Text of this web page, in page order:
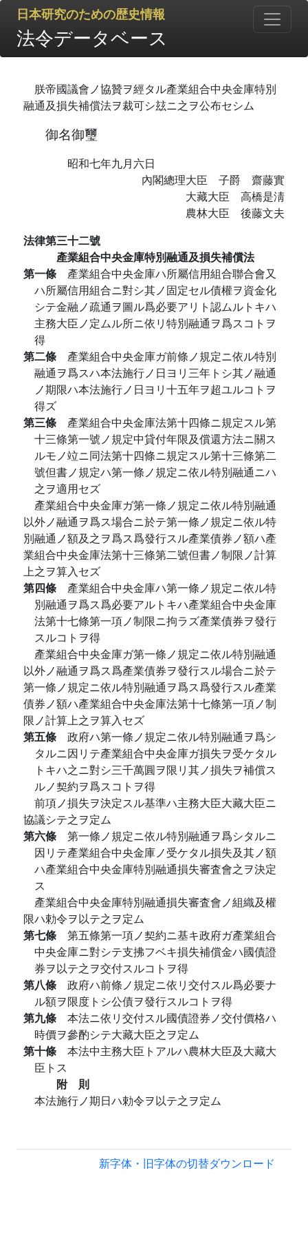
日本研究のための歴史情報
法令データベース
朕帝國議會ノ協贊ヲ經タル產業組合中央金庫特別
融通及損失補償法ヲ裁可シ玆ニ之ヲ公布セシム
御名御璽
昭和七年九月六日
內閣總理大臣 子爵 齋藤實
大藏大臣 高橋是淸
農林大臣 後藤文夫
法律第三十二號
產業組合中央金庫特別融通及損失補償法
第一條 產業組合中央金庫ハ所屬信用組合聯合會又
ハ所屬信用組合ニ對シ其ノ固定セル債權ヲ資金化
シテ金融ノ疏通ヲ圖ル爲必要アリト認ムルトキハ
主務大臣ノ定ムル所ニ依リ特別融通ヲ爲スコトヲ
得
第二條 產業組合中央金庫ガ前條ノ規定ニ依ル特別
融通ヲ爲スハ本法施行ノ日ヨリ三年トシ其ノ融通
ノ期限ハ本法施行ノ日ヨリ十五年ヲ超ユルコトヲ
得ズ
第三條 產業組合中央金庫法第十四條ニ規定スル第
十三條第一號ノ規定中貸付年限及償還方法ニ關ス
ルモノ竝ニ同法第十四條ニ規定スル第十三條第二
號但書ノ規定ハ第一條ノ規定ニ依ル特別融通ニハ
之ヲ適用セズ
產業組合中央金庫ガ第一條ノ規定ニ依ル特別融通
以外ノ融通ヲ爲ス場合ニ於テ第一條ノ規定ニ依ル特
別融通ノ額及之ヲ爲ス爲發行スル產業債券ノ額ハ產
業組合中央金庫法第十三條第二號但書ノ制限ノ計算
上之ヲ算入セズ
第四條 產業組合中央金庫ハ第一條ノ規定ニ依ル特
別融通ヲ爲ス爲必要アルトキハ產業組合中央金庫
法第十七條第一項ノ制限ニ拘ラズ產業債券ヲ發行
スルコトヲ得
產業組合中央金庫ガ第一條ノ規定ニ依ル特別融通
以外ノ融通ヲ爲ス爲產業債券ヲ發行スル場合ニ於テ
第一條ノ規定ニ依ル特別融通ヲ爲ス爲發行スル產業
債券ノ額ハ產業組合中央金庫法第十七條第一項ノ制
限ノ計算上之ヲ算入セズ
第五條 政府ハ第一條ノ規定ニ依ル特別融通ヲ爲シ
タルニ因リテ產業組合中央金庫ガ損失ヲ受ケタル
トキハ之ニ對シ三千萬圓ヲ限リ其ノ損失ヲ補償ス
ルノ契約ヲ爲スコトヲ得
前項ノ損失ヲ決定スル基準ハ主務大臣大藏大臣ニ
協議シテ之ヲ定ム
第六條 第一條ノ規定ニ依ル特別融通ヲ爲シタルニ
因リテ產業組合中央金庫ノ受ケタル損失及其ノ額
ハ產業組合中央金庫特別融通損失審査會之ヲ決定
ス
產業組合中央金庫特別融通損失審査會ノ組織及權
限ハ勅令ヲ以テ之ヲ定ム
第七條 第五條第一項ノ契約ニ基キ政府ガ產業組合
中央金庫ニ對シテ支拂フベキ損失補償金ハ國債證
券ヲ以テ之ヲ交付スルコトヲ得
第八條 政府ハ前條ノ規定ニ依リ交付スル爲必要ナ
ル額ヲ限度トシ公債ヲ發行スルコトヲ得
第九條 本法ニ依リ交付スル國債證券ノ交付價格ハ
時價ヲ參酌シテ大藏大臣之ヲ定ム
第十條 本法中主務大臣トアルハ農林大臣及大藏大
臣トス
附 則
本法施行ノ期日ハ勅令ヲ以テ之ヲ定ム
新字体・旧字体の切替ダウンロード